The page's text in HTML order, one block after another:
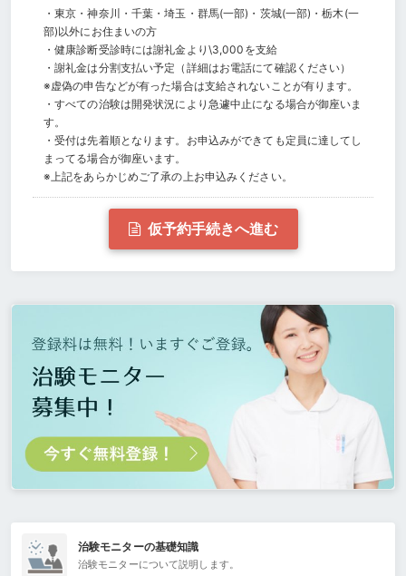
・東京・神奈川・千葉・埼玉・群馬(一部)・茨城(一部)・栃木(一
部)以外にお住まいの方
・健康診断受診時には謝礼金より\3,000を支給
・謝礼金は分割支払い予定（詳細はお電話にて確認ください）
※虚偽の申告などが有った場合は支給されないことが有ります。
・すべての治験は開発状況により急遽中止になる場合が御座いま
す。
・受付は先着順となります。お申込みができても定員に達してし
まってる場合が御座います。
※上記をあらかじめご了承の上お申込みください。
仮予約手続きへ進む
治験モニターの基礎知識
治験モニターについて説明します。